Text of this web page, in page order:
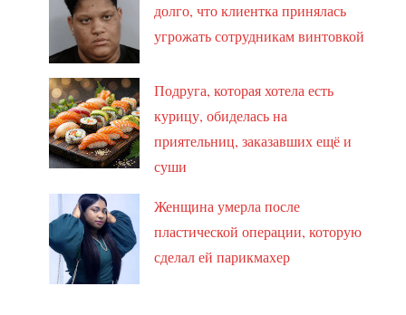
долго, что клиентка принялась
угрожать сотрудникам винтовкой
Подруга, которая хотела есть
курицу, обиделась на
приятельниц, заказавших ещё и
суши
Женщина умерла после
пластической операции, которую
сделал ей парикмахер